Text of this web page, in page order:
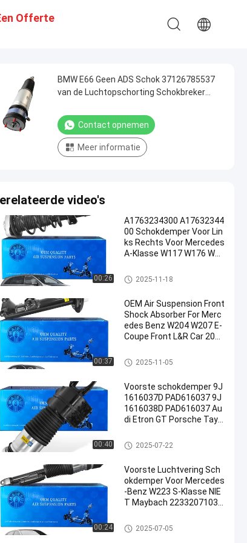
Offerte
BMW E66 Geen ADS Schok 37126785537
van de Luchtopschorting Schokbreker
Contact opnemen
Meer informatie
video's
00:26
A1763234300 A17632344
00 Schokdemper Voor Lin
ks Rechts Voor Mercedes
A-Klasse W117 W176 W24
De Schok van de luchtopschor
ting
2025-11-18
00:37
OEM Air Suspension Front
Shock Absorber For Merc
edes Benz W204 W207 E-
Coupe Front L&R Car 2043
De Schok van de luchtopschor
ting
2025-11-05
00:40
Voorste schokdemper 9J
1616037D PAD616037 9J
1616038D PAD616037 Au
di Etron GT Porsche Tayc
2021-
De Schok van de luchtopschor
ting
2025-07-22
00:24
Voorste Luchtvering Sch
okdemper Voor Mercedes
-Benz W223 S-Klasse NIE
T Maybach 2233207103 2
233208803
De Schok van de luchtopschor
ting
2025-07-05